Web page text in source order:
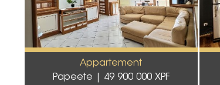
Appartement
Papeete
49 900 000 XPF